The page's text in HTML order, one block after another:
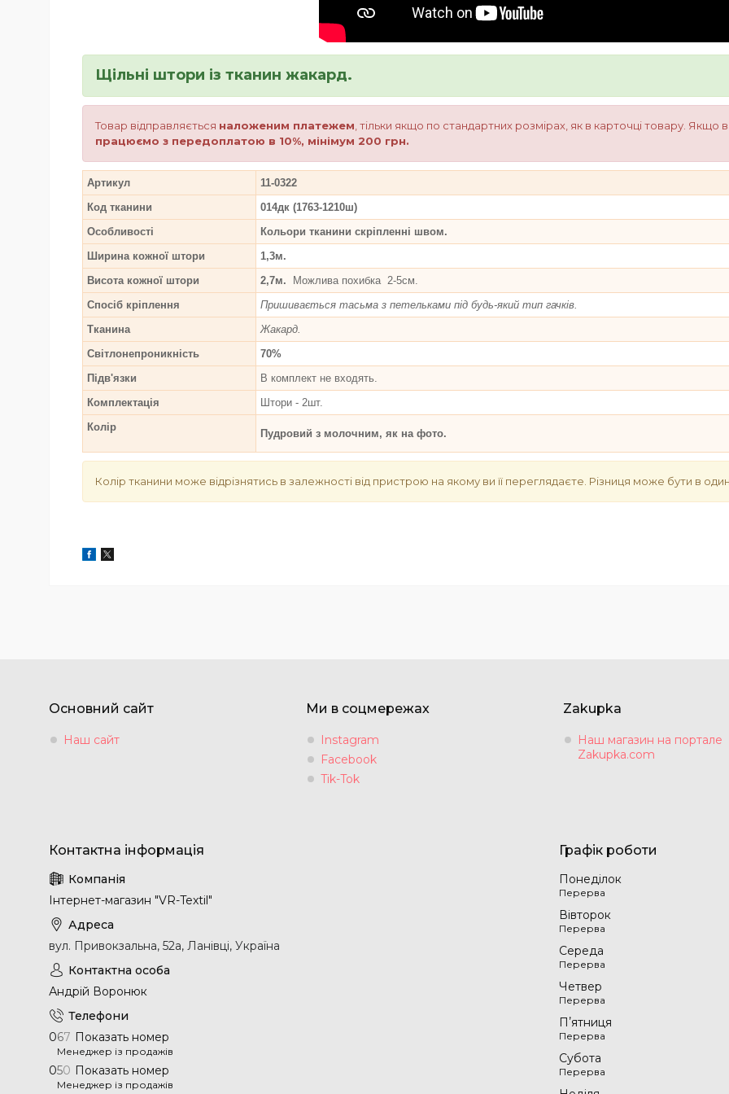
Щільні штори із тканин жакард.
Товар відправляється наложеним платежем, тільки якщо по стандартних розмірах, як в карточці товару. Якщо
працюємо з передоплатою в 10%, мінімум 200 грн.
Артикул
11-0322
Код тканини
014дк (1763-1210ш)
Особливості
Кольори тканини скріпленні швом.
Ширина кожної штори
1,3м.
Висота кожної штори
2,7м. Можлива похибка 2-5см.
Спосіб кріплення
Пришивається тасьма з петельками під будь-який тип гачків.
Тканина
Жакард.
Світлонепроникність
70%
Підв'язки
В комплект не входять.
Комплектація
Штори - 2шт.
Колір
Пудровий з молочним, як на фото.
Колір тканини може відрізнятись в залежності від пристрою на якому ви її переглядаєте. Різниця може бути в
Основний сайт
Наш сайт
Ми в соцмережах
Instagram
Facebook
Tik-Tok
Zakupka
Наш магазин на портале
Zakupka.com
Інтернет-магазин "VR-Textil"
вул. Привокзальна, 52а, Ланівці, Україна
Андрій Воронюк
067 Показать номер
Менеджер із продажів
050 Показать номер
Менеджер із продажів
Графік роботи
Понеділок
Вівторок
Середа
Четвер
Пʼятниця
Субота